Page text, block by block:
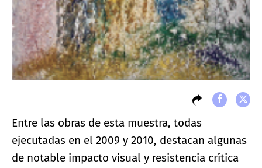
Entre las obras de esta muestra, todas
ejecutadas en el 2009 y 2010, destacan algunas
de notable impacto visual y resistencia crítica